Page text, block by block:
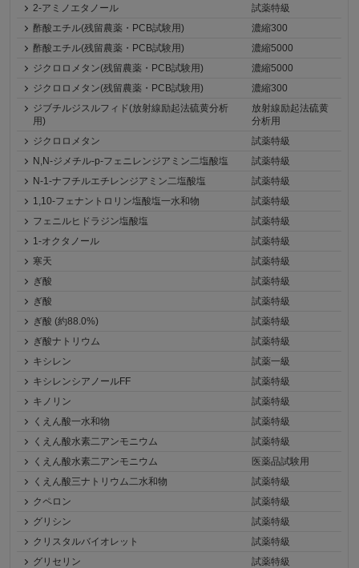
2-アミノエタノール
試薬特級
酢酸エチル(残留農薬・PCB試験用)
濃縮300
酢酸エチル(残留農薬・PCB試験用)
濃縮5000
ジクロロメタン(残留農薬・PCB試験用)
濃縮5000
ジクロロメタン(残留農薬・PCB試験用)
濃縮300
ジブチルジスルフィド(放射線励起法硫黄分析
用)
放射線励起法硫黄
分析用
ジクロロメタン
試薬特級
N,N-ジメチル-p-フェニレンジアミン二塩酸塩
試薬特級
N-1-ナフチルエチレンジアミン二塩酸塩
試薬特級
1,10-フェナントロリン塩酸塩一水和物
試薬特級
フェニルヒドラジン塩酸塩
試薬特級
1-オクタノール
試薬特級
寒天
試薬特級
ぎ酸
試薬特級
ぎ酸
試薬特級
ぎ酸 (約88.0%)
試薬特級
ぎ酸ナトリウム
試薬特級
キシレン
試薬一級
キシレンシアノールFF
試薬特級
キノリン
試薬特級
くえん酸一水和物
試薬特級
くえん酸水素二アンモニウム
試薬特級
くえん酸水素二アンモニウム
医薬品試験用
くえん酸三ナトリウム二水和物
試薬特級
クペロン
試薬特級
グリシン
試薬特級
クリスタルバイオレット
試薬特級
グリセリン
試薬特級